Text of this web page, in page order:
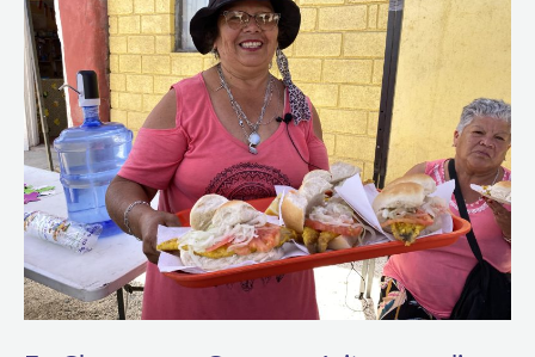
Chungungo:
Con
gran
éxito
se
realiza
segunda
Fiesta
del